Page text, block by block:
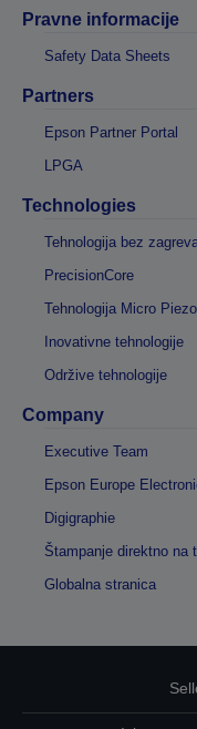
Pravne informacije
Safety Data Sheets
Partners
Epson Partner Portal
LPGA
Technologies
Tehnologija bez
PrecisionCore
Tehnologija Micro Piezo
Inovativne tehnologije
Održive tehnologije
Company
Executive Team
Epson Europe
Digigraphie
Štampanje direktno na
Globalna stranica